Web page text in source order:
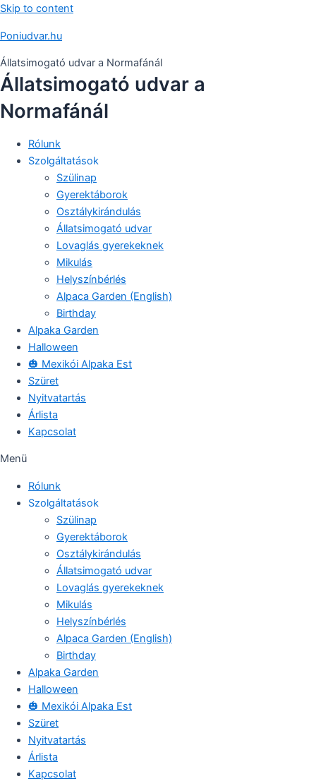
Skip to content
Poniudvar.hu
Állatsimogató udvar a Normafánál
Állatsimogató udvar a
Normafánál
Rólunk
Szolgáltatások
Szülinap
Gyerektáborok
Osztálykirándulás
Állatsimogató udvar
Lovaglás gyerekeknek
Mikulás
Helyszínbérlés
Alpaca Garden (English)
Birthday
Alpaka Garden
Halloween
🎃 Mexikói Alpaka Est
Szüret
Nyitvatartás
Árlista
Kapcsolat
Menü
Rólunk
Szolgáltatások
Szülinap
Gyerektáborok
Osztálykirándulás
Állatsimogató udvar
Lovaglás gyerekeknek
Mikulás
Helyszínbérlés
Alpaca Garden (English)
Birthday
Alpaka Garden
Halloween
🎃 Mexikói Alpaka Est
Szüret
Nyitvatartás
Árlista
Kapcsolat